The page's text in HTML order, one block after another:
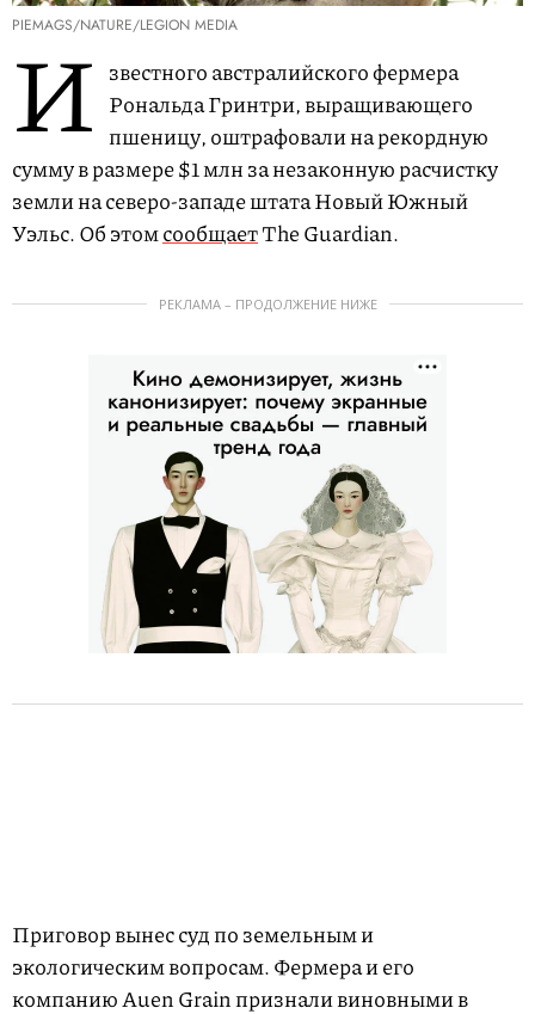
PIEMAGS/NATURE/LEGION MEDIA
И звестного австралийского фермера
Рональда Гринтри, выращивающего
пшеницу, оштрафовали на рекордную
сумму в размере $1 млн за незаконную расчистку
земли на северо-западе штата Новый Южный
Уэльс. Об этомсообщаетThe Guardian.
РЕКЛАМА – ПРОДОЛЖЕНИЕ НИЖЕ
Приговор вынес суд по земельным и
экологическим вопросам. Фермера и его
компанию Auen Grain признали виновными в